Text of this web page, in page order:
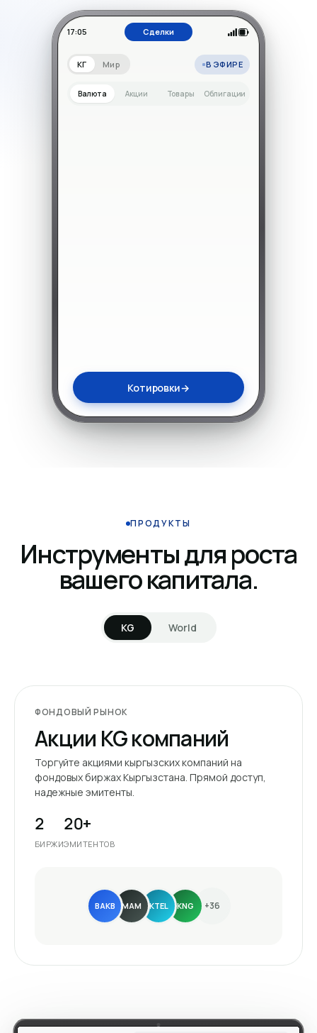
17:05 Сделки
КГ Мир В ЭФИРЕ
Валюта Акции Товары Облигации
Котировки→
ПРОДУКТЫ
Инструменты для роста
вашего капитала.
KG World
ФОНДОВЫЙ РЫНОК
Акции KG компаний
Торгуйте акциями кыргызских компаний на
фондовых биржах Кыргызстана. Прямой доступ,
надежные эмитенты.
2
БИРЖИ
20+
ЭМИТЕНТОВ
BAKB MAM KTEL KNG +36